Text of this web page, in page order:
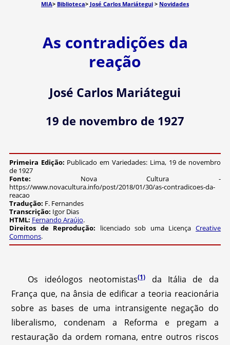
MIA> Biblioteca> José Carlos Mariátegui > Novidades
As contradições da
reação
José Carlos Mariátegui
19 de novembro de 1927
Primeira Edição: Publicado em Variedades: Lima, 19 de novembro
de 1927
Fonte: Nova Cultura -
https://www.novacultura.info/post/2018/01/30/as-contradicoes-da-
reacao
Tradução: F. Fernandes
Transcrição: Igor Dias
HTML: Fernando Araújo.
Direitos de Reprodução: licenciado sob uma LicençaCreative
Commons.
Os ideólogos neotomistas(1)
da Itália de da
França que, na ânsia de edificar a teoria reacionária
sobre as bases de uma intransigente negação do
liberalismo, condenam a Reforma e pregam a
restauração da ordem romana, entre outros riscos